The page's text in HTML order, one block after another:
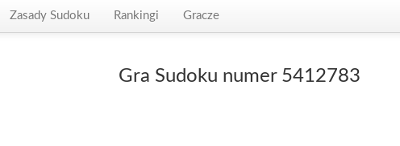
Zasady Sudoku Rankingi Gracze
Gra Sudoku numer 5412783